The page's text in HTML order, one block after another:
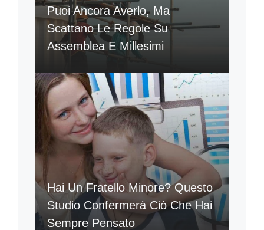
Puoi Ancora Averlo, Ma
Scattano Le Regole Su
Assemblea E Millesimi
Hai Un Fratello Minore? Questo
Studio Confermerà Ciò Che Hai
Sempre Pensato